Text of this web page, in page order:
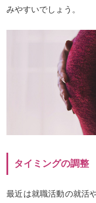
みやすいでしょう。
タイミングの調整
最近は就職活動の就活